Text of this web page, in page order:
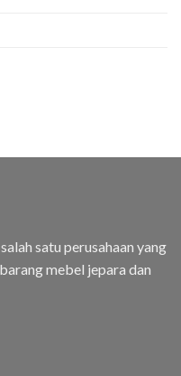
satu perusahaan yang
mebel jepara dan